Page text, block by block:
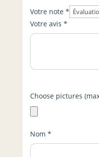
Votre note *
Votre avis *
Choose pictures
Nom *